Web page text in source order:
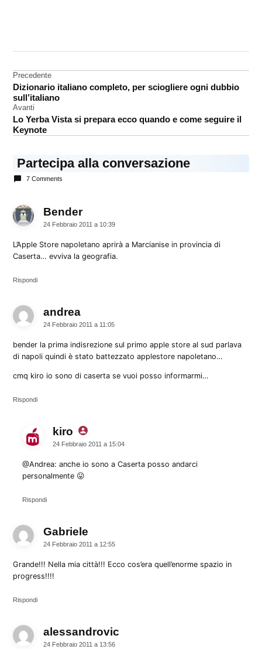
Campania
Rumors
Navigazione
articoli
Precedente
Dizionario italiano completo, per sciogliere ogni dubbio
sull’italiano
Avanti
Lo Yerba Vista si prepara ecco quando e come seguire il
Keynote
Partecipa alla conversazione
7 Comments
Benderdice:
24 Febbraio 2011 a 10:39
L’Apple Store napoletano aprirà a Marcianise in provincia di
Caserta… evviva la geografia.
Rispondi
andreadice:
24 Febbraio 2011 a 11:05
bender la prima indisrezione sul primo apple store al sud parlava
di napoli quindi è stato battezzato applestore napoletano…
cmq kiro io sono di caserta se vuoi posso informarmi…
Rispondi
kiro dice:
24 Febbraio 2011 a 15:04
@Andrea: anche io sono a Caserta posso andarci
personalmente 😛
Rispondi
Gabriele
24 Febbraio 2011 a 12:55
Grande!!! Nella mia città!!! Ecco cos’era quell’enorme spazio in
progress!!!!
Rispondi
alessandrovic
24 Febbraio 2011 a 13:56